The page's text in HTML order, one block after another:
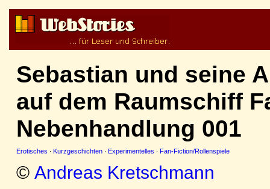
Sebastian und seine
auf dem Raumschiff
Nebenhandlung 001
Erotisches · Kurzgeschichten · Experimentelles · Fan-Fiction/Rollenspiele
© Andreas Kretschmann